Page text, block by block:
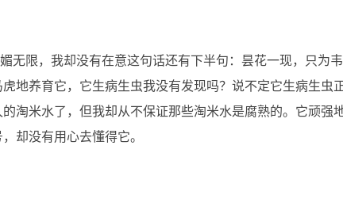
限，我却没有在意这句话还有下半句：昙花一现，只为
地养育它，它生病生虫我没有发现吗？说不定它生病生虫
淘米水了，但我却从不保证那些淘米水是腐熟的。它顽强
却没有用心去懂得它。